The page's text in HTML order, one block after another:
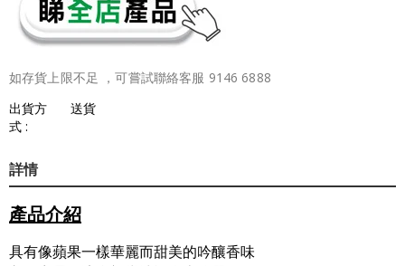
如存貨上限不足 ，可嘗試聯絡客服 9146 6888
出貨方
式 :
送貨
詳情
產品介紹
具有像蘋果一樣華麗而甜美的吟釀香味